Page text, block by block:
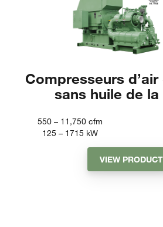
Compresseurs
sans huile de la
550 – 11,750 cfm
125 – 1715 kW
VIEW PRODUCT